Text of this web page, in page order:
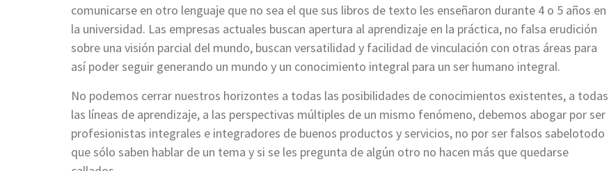
comunicarse en otro lenguaje que no sea el que sus libros de texto les enseñaron durante 4 o 5 años en
la universidad. Las empresas actuales buscan apertura al aprendizaje en la práctica, no falsa erudición
sobre una visión parcial del mundo, buscan versatilidad y facilidad de vinculación con otras áreas para
así poder seguir generando un mundo y un conocimiento integral para un ser humano integral.
No podemos cerrar nuestros horizontes a todas las posibilidades de conocimientos existentes, a todas
las líneas de aprendizaje, a las perspectivas múltiples de un mismo fenómeno, debemos abogar por ser
profesionistas integrales e integradores de buenos productos y servicios, no por ser falsos sabelotodo
que sólo saben hablar de un tema y si se les pregunta de algún otro no hacen más que quedarse